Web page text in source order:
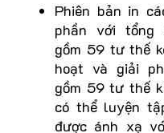
Phiên bản in
phần với tổng
gồm 59 tư thế
hoạt và giải
gồm 59 tư thế
có thể luyện
được ánh xạ